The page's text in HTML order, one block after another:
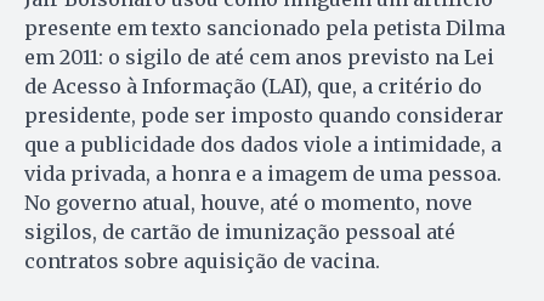
presente em texto sancionado pela petista Dilma
em 2011: o sigilo de até cem anos previsto na Lei
de Acesso à Informação (LAI), que, a critério do
presidente, pode ser imposto quando considerar
que a publicidade dos dados viole a intimidade, a
vida privada, a honra e a imagem de uma pessoa.
No governo atual, houve, até o momento, nove
sigilos, de cartão de imunização pessoal até
contratos sobre aquisição de vacina.